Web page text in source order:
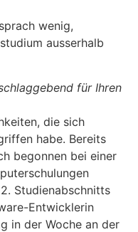
wenig,
ausserhalb
für Ihren
die sich
habe. Bereits
begonnen bei einer
Studienabschnitts
Entwicklerin
in der Woche an der